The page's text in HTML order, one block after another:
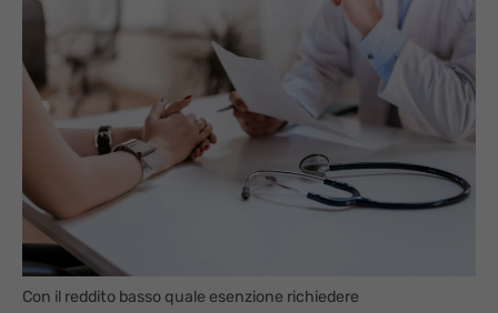
Con il reddito basso quale esenzione richiedere